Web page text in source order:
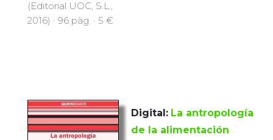
(Editorial UOC, S.L.,
2016) · 96 pàg. · 5 €
Digital: La antropología
de la alimentación